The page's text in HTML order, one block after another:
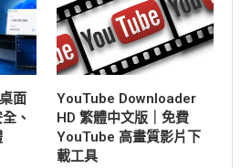
面
、
YouTube Downloader
HD 繁體中文版｜免費
YouTube 高畫質影片下
載工具